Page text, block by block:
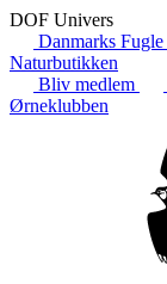
DOF Univers
Danmarks Fugle
Naturbutikken
Bliv medlem
Ørneklubben